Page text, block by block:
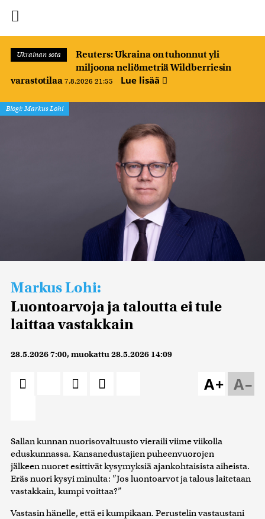
Ukrainan sota
Reuters: Ukraina on tuhonnut yli
miljoona neliömetriä Wildberriesin
varastotilaa 7.8.2026 21:55 Lue lisää
Blogi: Markus Lohi
Markus Lohi:
Luontoarvoja ja taloutta ei tule
laittaa vastakkain
28.5.2026 7:00, muokattu28.5.2026 14:09
A–
A+
Sallan kunnan nuorisovaltuusto vieraili viime viikolla
eduskunnassa. Kansanedustajien puheenvuorojen
jälkeen nuoret esittivät kysymyksiä ajankohtaisista aiheista.
Eräs nuori kysyi minulta: ”Jos luontoarvot ja talous laitetaan
vastakkain, kumpi voittaa?”
Vastasin hänelle, että ei kumpikaan. Perustelin vastaustani